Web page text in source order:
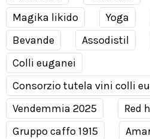
Magika likido
Yoga
Bevande
Assodistil
Colli euganei
Consorzio tutela vini colli
Vendemmia 2025
Red
Gruppo caffo 1915